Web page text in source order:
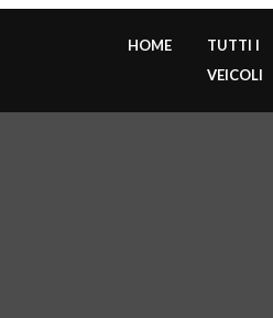
HOME
TUTTI I
VEICOLI